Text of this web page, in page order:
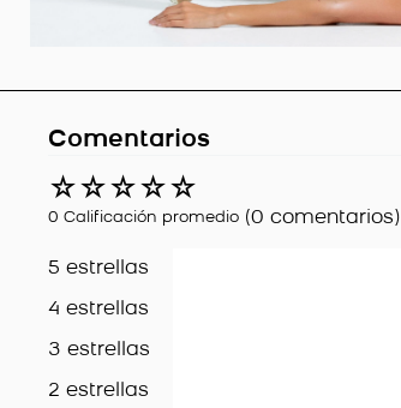
Comentarios
☆☆☆☆☆
0 Calificación promedio (0 comentarios)
5 estrellas
4 estrellas
3 estrellas
2 estrellas